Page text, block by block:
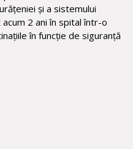
și a sistemului
2 ani în spital într-o
în funcție de siguranță